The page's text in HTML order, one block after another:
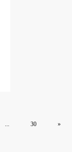
... 30 »